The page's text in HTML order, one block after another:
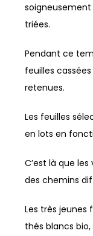
soigneusement
triées.
Pendant ce
feuilles
retenues.
Les feuilles
en lots en
C’est là que
des chemins
Les très jeunes
thés blancs